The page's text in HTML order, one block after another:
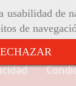
de
de